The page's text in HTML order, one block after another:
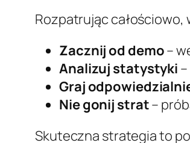
Rozpatrując
Zacznij od demo–
Analizuj statystyki
Graj
Nie gonij strat–
Skuteczna strategia to